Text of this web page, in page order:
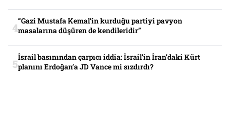
“Gazi Mustafa Kemal’in kurduğu partiyi pavyon
masalarına düşüren de kendileridir”
İsrail basınından çarpıcı iddia: İsrail’in İran’daki Kürt
planını Erdoğan’a JD Vance mi sızdırdı?